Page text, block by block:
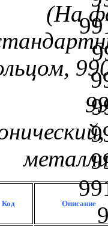
(На
Код Описание